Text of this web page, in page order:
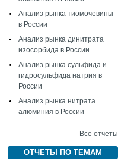
Анализ рынка тиомочевины
в России
Анализ рынка динитрата
изосорбида в России
Анализ рынка сульфида и
гидросульфида натрия в
России
Анализ рынка нитрата
алюминия в России
Все отчеты
ОТЧЕТЫ ПО ТЕМАМ